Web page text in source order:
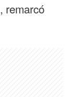
, remarcó